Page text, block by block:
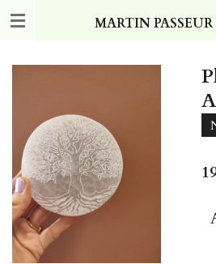
Passer
principal
MARTIN